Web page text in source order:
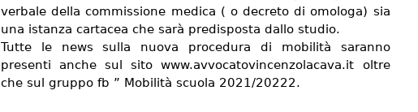
verbale della commissione medica ( o decreto di omologa) sia
una istanza cartacea che sarà predisposta dallo studio.
Tutte le news sulla nuova procedura di mobilità saranno
presenti anche sul sito www.avvocatovincenzolacava.it oltre
che sul gruppo fb ” Mobilità scuola 2021/20222.